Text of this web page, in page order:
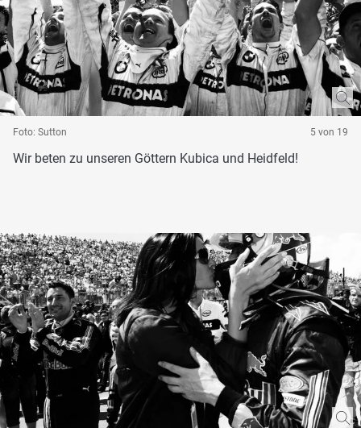
Foto: Sutton 5 von 19
Wir beten zu unseren Göttern Kubica und Heidfeld!